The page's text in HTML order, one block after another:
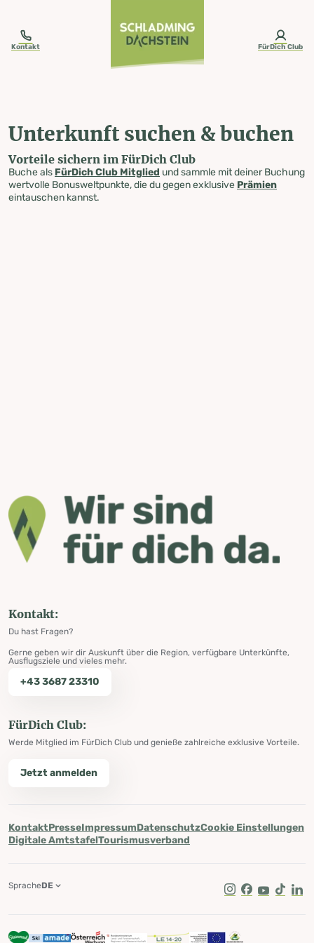
Kontakt FürDich Club
Unterkunft suchen & buchen
Vorteile sichern im FürDich Club
Buche als FürDich Club Mitglied und sammle mit deiner Buchung
wertvolle Bonusweltpunkte, die du gegen exklusive Prämien
eintauschen kannst.
Kontakt:
Du hast Fragen?
Gerne geben wir dir Auskunft über die Region, verfügbare Unterkünfte,
Ausflugsziele und vieles mehr.
+43 3687 23310
FürDich Club:
Werde Mitglied im FürDich Club und genieße zahlreiche exklusive Vorteile.
Jetzt anmelden
KontaktPresseImpressumDatenschutzCookie Einstellungen
Digitale AmtstafelTourismusverband
Instagram
Facebook
Youtube
Tik Tok
SpracheDE